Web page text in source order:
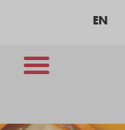
EN